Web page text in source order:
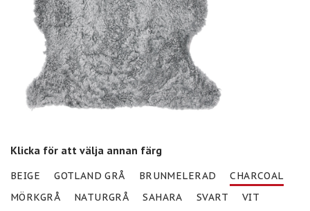
Klicka för att välja annan färg
BEIGE GOTLAND GRÅ BRUNMELERAD
CHARCOAL
MÖRKGRÅ
NATURGRÅ SAHARA SVART VIT